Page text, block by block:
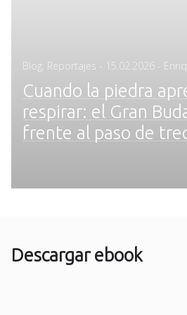
Blog Reportajes - Posted
15.02.2026 -
Cuando la piedra
respirar: el Gran
frente al paso de
Descargar ebook